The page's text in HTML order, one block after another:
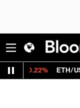
ETH/USD 1,869.165